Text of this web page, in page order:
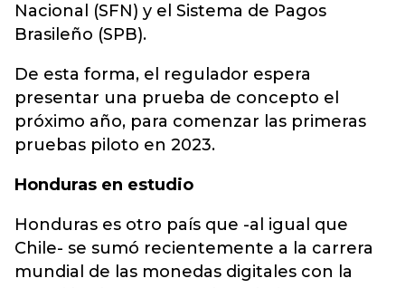
Nacional (SFN) y el Sistema de Pagos
Brasileño (SPB).
De esta forma, el regulador espera
presentar una prueba de concepto el
próximo año, para comenzar las primeras
pruebas piloto en 2023.
Honduras en estudio
Honduras es otro país que -al igual que
Chile- se sumó recientemente a la carrera
mundial de las monedas digitales con la